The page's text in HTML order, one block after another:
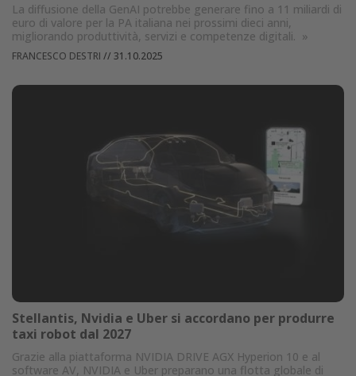
La diffusione della GenAI potrebbe generare fino a 11 miliardi di
euro di valore per la PA italiana nei prossimi dieci anni,
migliorando produttività, servizi e competenze digitali. »
FRANCESCO DESTRI // 31.10.2025
Stellantis, Nvidia e Uber si accordano per produrre
taxi robot dal 2027
Grazie alla piattaforma NVIDIA DRIVE AGX Hyperion 10 e al
software AV, NVIDIA e Uber preparano una flotta globale di